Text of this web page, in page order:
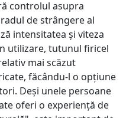
controlul asupra
de strângere al
intensitatea și viteza
utilizare, tutunul firicel
mai scăzut
făcându-l o opțiune
Deși unele persoane
oferi o experiență de